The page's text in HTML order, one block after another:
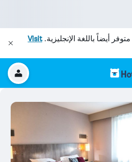
متوفر أيضاً باللغة الإنجليزية.Visit